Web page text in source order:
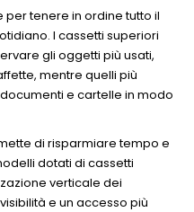
per tenere in ordine tutto il
I cassetti superiori
gli oggetti più usati,
mentre quelli più
e cartelle in modo
di risparmiare tempo e
dotati di cassetti
verticale dei
e un accesso più